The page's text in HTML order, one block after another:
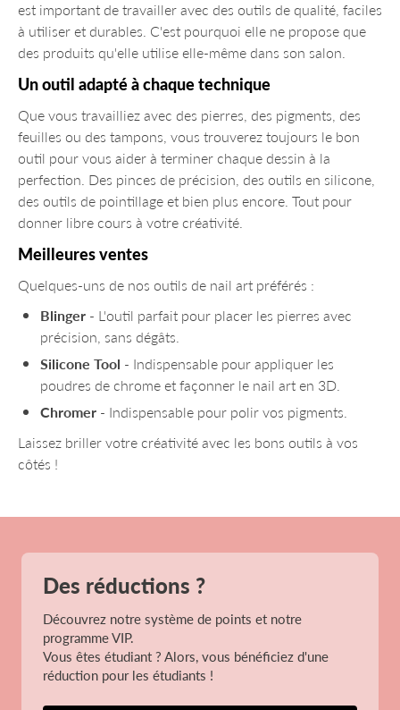
est important de travailler avec des outils de qualité, faciles
à utiliser et durables. C'est pourquoi elle ne propose que
des produits qu'elle utilise elle-même dans son salon.
Un outil adapté à chaque technique
Que vous travailliez avec des pierres, des pigments, des
feuilles ou des tampons, vous trouverez toujours le bon
outil pour vous aider à terminer chaque dessin à la
perfection. Des pinces de précision, des outils en silicone,
des outils de pointillage et bien plus encore. Tout pour
donner libre cours à votre créativité.
Meilleures ventes
Quelques-uns de nos outils de nail art préférés :
Blinger - L'outil parfait pour placer les pierres avec
précision, sans dégâts.
Silicone Tool - Indispensable pour appliquer les
poudres de chrome et façonner le nail art en 3D.
Chromer - Indispensable pour polir vos pigments.
Laissez briller votre créativité avec les bons outils à vos
côtés !
Des réductions ?
Découvrez notre système de points et notre
programme VIP.
Vous êtes étudiant ? Alors, vous bénéficiez d'une
réduction pour les étudiants !